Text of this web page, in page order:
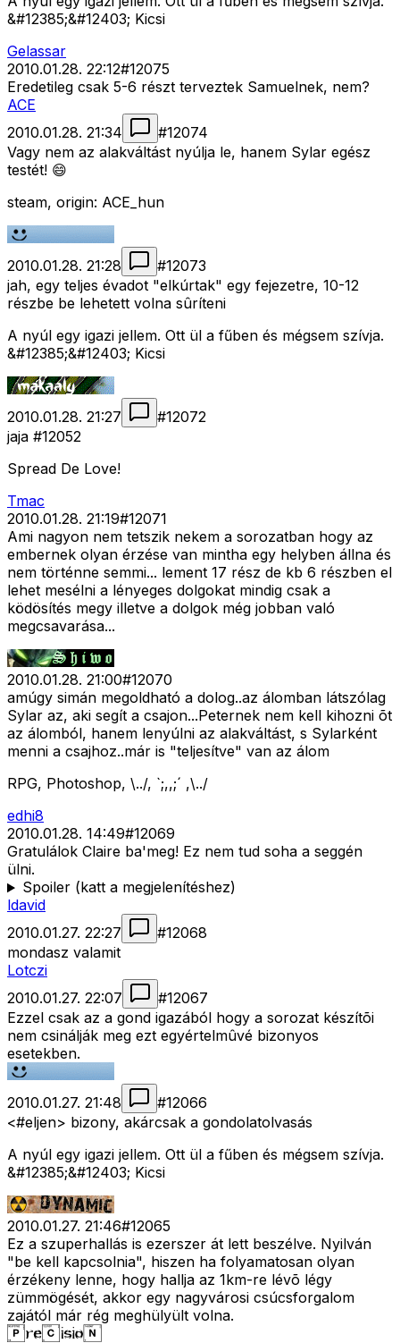
&#12385;&#12403; Kicsi
Gelassar
2010.01.28. 22:12#12075
Eredetileg csak 5-6 részt terveztek Samuelnek, nem?
ACE
2010.01.28. 21:34
#12074
Vagy nem az alakváltást nyúlja le, hanem Sylar egész
testét! 😄
steam, origin: ACE_hun
2010.01.28. 21:28 #12073
jah, egy teljes évadot "elkúrtak" egy fejezetre, 10-12
részbe be lehetett volna sûríteni
A nyúl egy igazi jellem. Ott ül a fűben és mégsem szívja.
&#12385;&#12403; Kicsi
2010.01.28. 21:27 #12072
jaja #12052
Spread De Love!
Tmac
2010.01.28. 21:19#12071
Ami nagyon nem tetszik nekem a sorozatban hogy az
embernek olyan érzése van mintha egy helyben állna és
nem történne semmi... lement 17 rész de kb 6 részben el
lehet mesélni a lényeges dolgokat mindig csak a
ködösítés megy illetve a dolgok még jobban való
megcsavarása...
2010.01.28. 21:00#12070
amúgy simán megoldható a dolog..az álomban látszólag
Sylar az, aki segít a csajon...Peternek nem kell kihozni õt
az álomból, hanem lenyúlni az alakváltást, s Sylarként
menni a csajhoz..már is "teljesítve" van az álom
RPG, Photoshop, \../, `;,,;´ ,\../
edhi8
2010.01.28. 14:49#12069
Gratulálok Claire ba'meg! Ez nem tud soha a seggén
ülni.
Spoiler (katt a megjelenítéshez)
ldavid
2010.01.27. 22:27
#12068
mondasz valamit
Lotczi
2010.01.27. 22:07
#12067
Ezzel csak az a gond igazából hogy a sorozat készítõi
nem csinálják meg ezt egyértelmûvé bizonyos
esetekben.
2010.01.27. 21:48 #12066
<#eljen> bizony, akárcsak a gondolatolvasás
A nyúl egy igazi jellem. Ott ül a fűben és mégsem szívja.
&#12385;&#12403; Kicsi
2010.01.27. 21:46#12065
Ez a szuperhallás is ezerszer át lett beszélve. Nyilván
"be kell kapcsolnia", hiszen ha folyamatosan olyan
érzékeny lenne, hogy hallja az 1km-re lévõ légy
zümmögését, akkor egy nagyvárosi csúcsforgalom
zajától már rég meghülyült volna.